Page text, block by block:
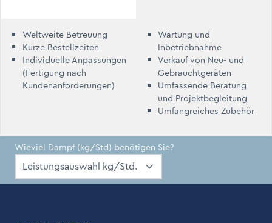
Weltweite Betreuung
Kurze Bestellzeiten
Individuelle Anpassungen
(Fertigung nach
Kundenanforderungen)
Wartung und
Inbetriebnahme
Verkauf von Neu- und
Gebrauchtgeräten
Umfassende Beratung
und Projektbegleitung
Umfangreiches Zubehör
Wieviel Dampf (kg/Std) benötigen Sie?